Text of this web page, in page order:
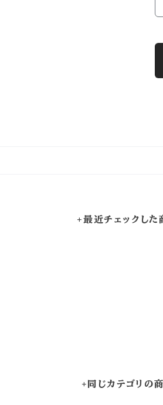
+最近チェックした
+同じカテゴリの